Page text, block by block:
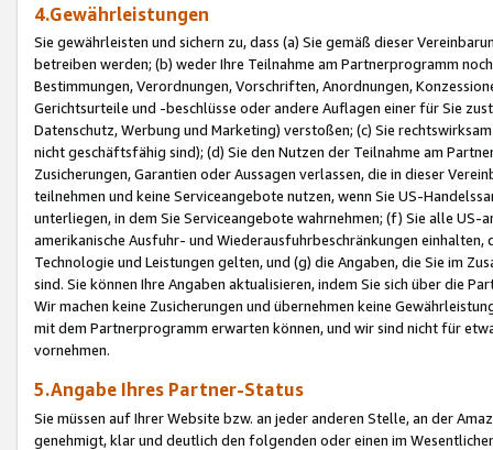
4.Gewährleistungen
Sie gewährleisten und sichern zu, dass (a) Sie gemäß dieser
betreiben werden; (b) weder Ihre Teilnahme am Partnerprogramm
Bestimmungen, Verordnungen, Vorschriften, Anordnungen,
Gerichtsurteile und -beschlüsse oder andere Auflagen einer für Sie
Datenschutz, Werbung und Marketing) verstoßen; (c) Sie
nicht geschäftsfähig sind); (d) Sie den Nutzen der Teilnahme am
Zusicherungen, Garantien oder Aussagen verlassen, die in dieser
teilnehmen und keine Serviceangebote nutzen, wenn Sie US-
unterliegen, in dem Sie Serviceangebote wahrnehmen; (f) Sie alle
amerikanische Ausfuhr- und Wiederausfuhrbeschränkungen
Technologie und Leistungen gelten, und (g) die Angaben, die Sie im
sind. Sie können Ihre Angaben aktualisieren, indem Sie sich über die
Wir machen keine Zusicherungen und übernehmen keine
mit dem Partnerprogramm erwarten können, und wir sind nicht für
vornehmen.
5.Angabe Ihres Partner-Status
Sie müssen auf Ihrer Website bzw. an jeder anderen Stelle, an der
genehmigt, klar und deutlich den folgenden oder einen im